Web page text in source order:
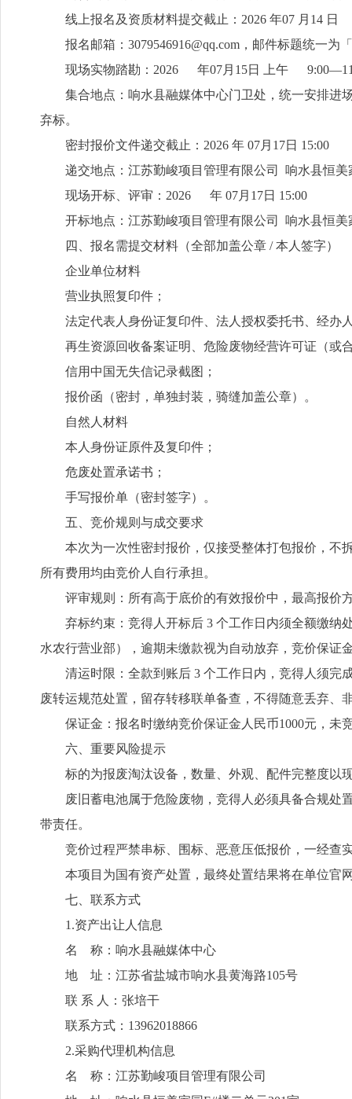
线上报名及资质材料提交截止：2026 年07 月14 日
报名邮箱：3079546916@qq.com，邮件标题统一
现场实物踏勘：2026 年07月15日 上午
集合地点：响水县融媒体中心门卫处，统一安排进
弃标。
密封报价文件递交截止：2026 年 07月17日 15:00
递交地点：江苏勤峻项目管理有限公司 响水县恒美
现场开标、评审：2026 年 07月17日 15:00
开标地点：江苏勤峻项目管理有限公司 响水县恒美
四、报名需提交材料（全部加盖公章 / 本人签字）
企业单位材料
营业执照复印件；
法定代表人身份证复印件、法人授权委托书、经办
再生资源回收备案证明、危险废物经营许可证（或
信用中国无失信记录截图；
报价函（密封，单独封装，骑缝加盖公章）。
自然人材料
本人身份证原件及复印件；
危废处置承诺书；
手写报价单（密封签字）。
五、竞价规则与成交要求
本次为一次性密封报价，仅接受整体打包报价，不
所有费用均由竞价人自行承担。
评审规则：所有高于底价的有效报价中，最高报价
弃标约束：竞得人开标后 3 个工作日内须全额缴
水农行营业部），逾期未缴款视为自动放弃，竞价保证
清运时限：全款到账后 3 个工作日内，竞得人须完
废转运规范处置，留存转移联单备查，不得随意丢弃、
保证金：报名时缴纳竞价保证金人民币1000元，未
六、重要风险提示
标的为报废淘汰设备，数量、外观、配件完整度以
废旧蓄电池属于危险废物，竞得人必须具备合规处
带责任。
竞价过程严禁串标、围标、恶意压低报价，一经查
本项目为国有资产处置，最终处置结果将在单位官
七、联系方式
1.资产出让人信息
名 称：响水县融媒体中心
地 址：江苏省盐城市响水县黄海路105号
联 系 人：张培干
联系方式：13962018866
2.采购代理机构信息
名 称：江苏勤峻项目管理有限公司